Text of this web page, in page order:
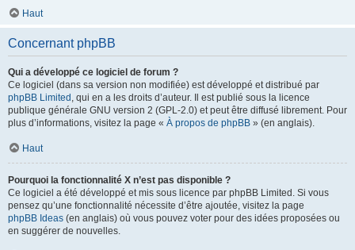
Haut
Concernant phpBB
Qui a développé ce logiciel de forum ?
Ce logiciel (dans sa version non modifiée) est développé et distribué par
phpBB Limited , qui en a les droits d’auteur. Il est publié sous la licence
publique générale GNU version 2 (GPL-2.0) et peut être diffusé librement. Pour
plus d’informations, visitez la page « À propos de phpBB » (en anglais).
Haut
Pourquoi la fonctionnalité X n’est pas disponible ?
Ce logiciel a été développé et mis sous licence par phpBB Limited. Si vous
pensez qu’une fonctionnalité nécessite d’être ajoutée, visitez la page
phpBB Ideas (en anglais) où vous pouvez voter pour des idées proposées ou
en suggérer de nouvelles.